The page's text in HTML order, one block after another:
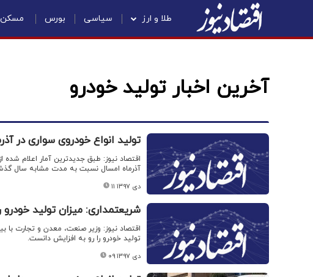
طلا و ارز سیاسی بورس مسکن
آخرین اخبار تولید خودرو
تولید انواع خودروی سواری در آذرماه امسال ۷۲
اقتصاد نیوز: طبق جدیدترین آمار اعلام
آذرماه امسال نسبت به مدت مشابه سال گذشته ۷۲ درصد کاهش
۱۱ دی ۱۳۹۷
شریعتمداری: میزان تولید
تولید خودرو را رو به افزایش دانست.
۰۹ دی ۱۳۹۷